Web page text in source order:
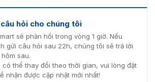
hỏi cho chúng tôi
sẽ phản hồi trong vòng 1 giờ. Nếu
gửi câu hỏi sau 22h, chúng tôi sẽ trả lời
sau.
có thể thay đổi theo thời gian, vui lòng đặt
nhận được cập nhật mới nhất!